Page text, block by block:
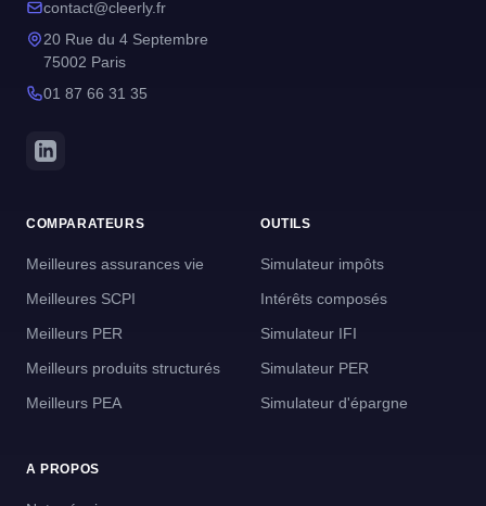
contact@cleerly.fr
20 Rue du 4 Septembre
75002 Paris
01 87 66 31 35
COMPARATEURS
Meilleures assurances vie
Meilleures SCPI
Meilleurs PER
Meilleurs produits structurés
Meilleurs PEA
OUTILS
Simulateur impôts
Intérêts composés
Simulateur IFI
Simulateur PER
Simulateur d'épargne
A PROPOS